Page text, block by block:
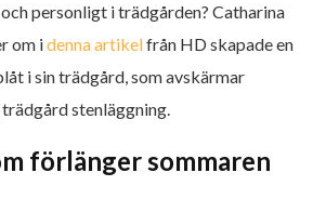
personligt i trädgården? Catharina
om idenna artikelfrån HD skapade en
i sin trädgård, som avskärmar
stenläggning.
förlänger sommaren